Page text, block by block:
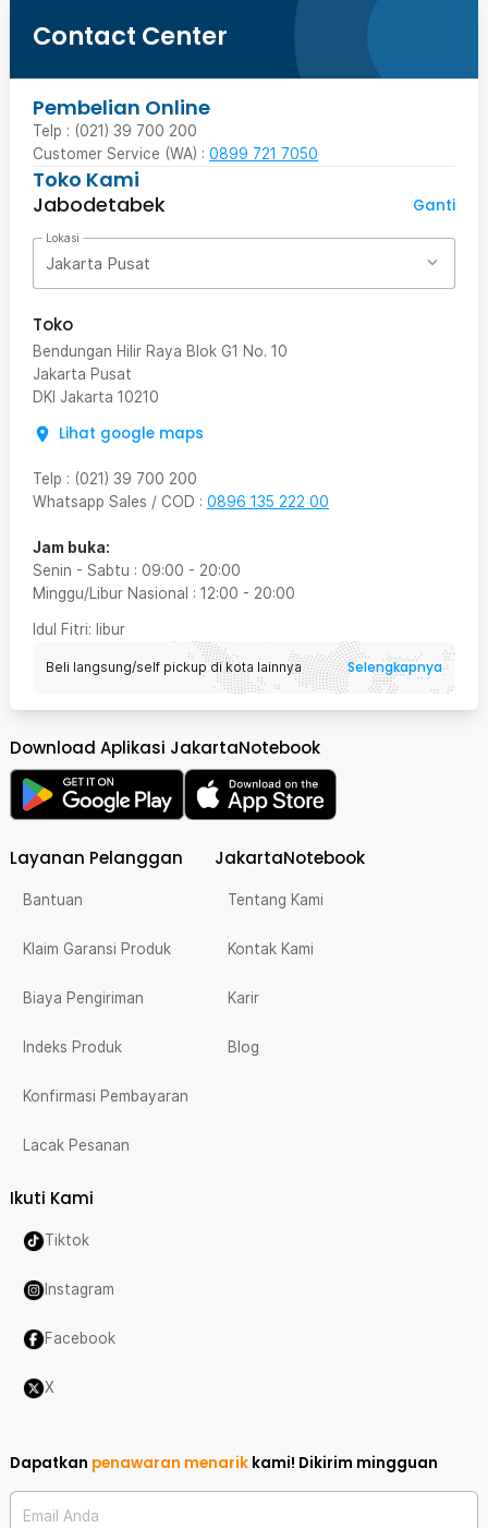
Contact Center
Pembelian Online
Telp : (021) 39 700 200
Customer Service (WA) : 0899 721 7050
Toko Kami
Jabodetabek
Ganti
Lokasi
Jakarta Pusat
Toko
Bendungan Hilir Raya Blok G1 No. 10
Jakarta Pusat
DKI Jakarta 10210
Lihat google maps
Telp : (021) 39 700 200
Whatsapp Sales / COD : 0896 135 222 00
Jam buka:
Senin - Sabtu : 09:00 - 20:00
Minggu/Libur Nasional : 12:00 - 20:00
Idul Fitri: libur
Beli langsung/self pickup di kota lainnya Selengkapnya
Download Aplikasi JakartaNotebook
Layanan Pelanggan
Bantuan
Klaim Garansi Produk
Biaya Pengiriman
Indeks Produk
Konfirmasi Pembayaran
Lacak Pesanan
JakartaNotebook
Tentang Kami
Kontak Kami
Karir
Blog
Ikuti Kami
Tiktok
Instagram
Facebook
X
Dapatkan penawaran menarik kami! Dikirim mingguan
Email Anda